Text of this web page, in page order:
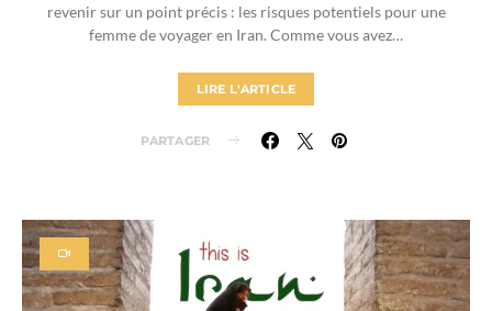
revenir sur un point précis : les risques potentiels pour une
femme de voyager en Iran. Comme vous avez…
LIRE L'ARTICLE
PARTAGER